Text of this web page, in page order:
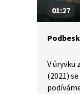
01:27
V úryvku
(2021)